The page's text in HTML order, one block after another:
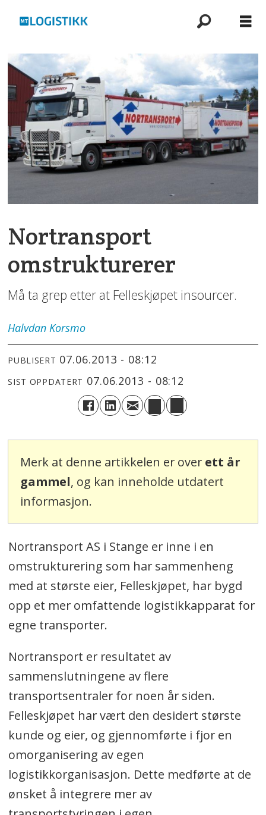
Nortransport
omstrukturerer
Må ta grep etter at Felleskjøpet insourcer.
Halvdan Korsmo
PUBLISERT 07.06.2013 - 08:12
SIST OPPDATERT 07.06.2013 - 08:12
Merk at denne artikkelen er over ett år
gammel, og kan inneholde utdatert
informasjon.
Nortransport AS i Stange er inne i en
omstrukturering som har sammenheng
med at største eier, Felleskjøpet, har bygd
opp et mer omfattende logistikkapparat for
egne transporter.
Nortransport er resultatet av
sammenslutningene av flere
transportsentraler for noen år siden.
Felleskjøpet har vært den desidert største
kunde og eier, og gjennomførte i fjor en
omorganisering av egen
logistikkorganisasjon. Dette medførte at de
ønsket å integrere mer av